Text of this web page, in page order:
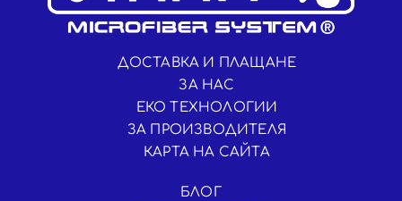
ДОСТАВКА И ПЛАЩАНЕ
ЗА НАС
ЕКО ТЕХНОЛОГИИ
ЗА ПРОИЗВОДИТЕЛЯ
КАРТА НА САЙТА
БЛОГ